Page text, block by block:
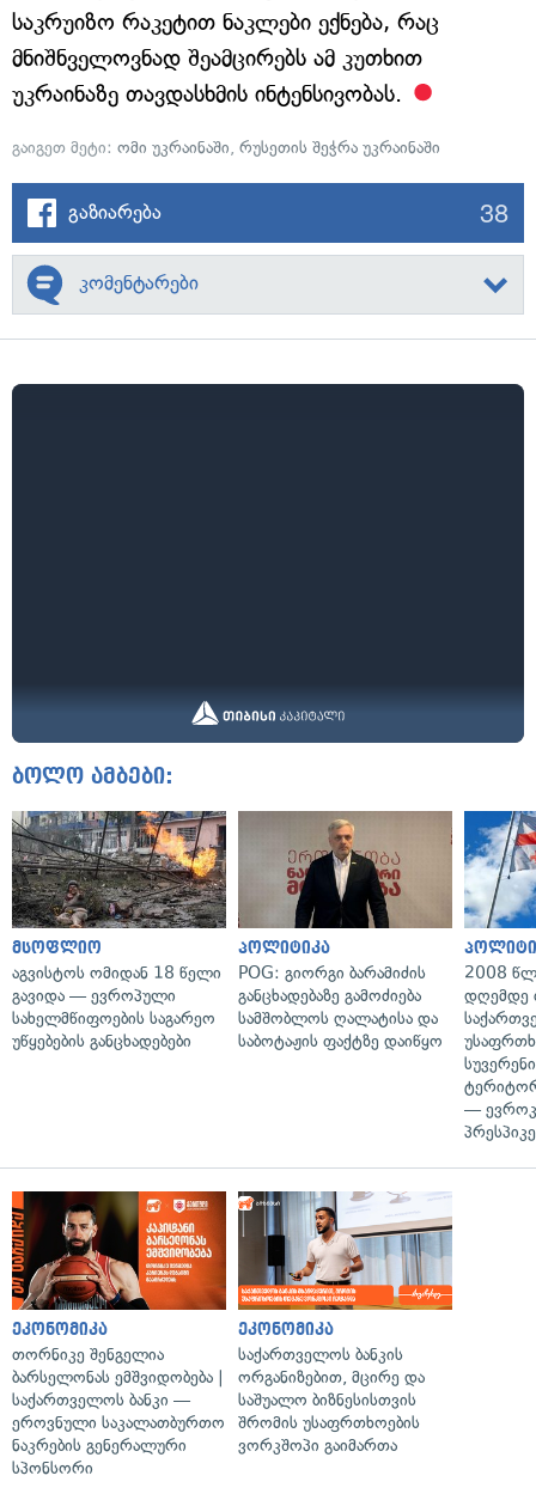
საკრუიზო რაკეტით ნაკლები ექნება, რაც
მნიშნველოვნად შეამცირებს ამ კუთხით
უკრაინაზე თავდასხმის ინტენსივობას.
გაიგეთ მეტი: ომი უკრაინაში, რუსეთის შეჭრა უკრაინაში
გაზიარება 38
კომენტარები
ბოლო ამბები:
მსოფლიო
აგვისტოს ომიდან 18 წელი
გავიდა — ევროპული
სახელმწიფოების საგარეო
უწყებების განცხადებები
პოლიტიკა
POG: გიორგი ბარამიძის
განცხადებაზე გამოძიება
სამშობლოს ღალატისა და
საბოტაჟის ფაქტზე დაიწყო
2008
დღემდე
—
ეკონომიკა
თორნიკე შენგელია
ბარსელონას ემშვიდობება |
საქართველოს ბანკი —
ეროვნული საკალათბურთო
ნაკრების გენერალური
სპონსორი
ეკონომიკა
საქართველოს ბანკის
ორგანიზებით, მცირე და
საშუალო ბიზნესისთვის
შრომის უსაფრთხოების
ვორკშოპი გაიმართა